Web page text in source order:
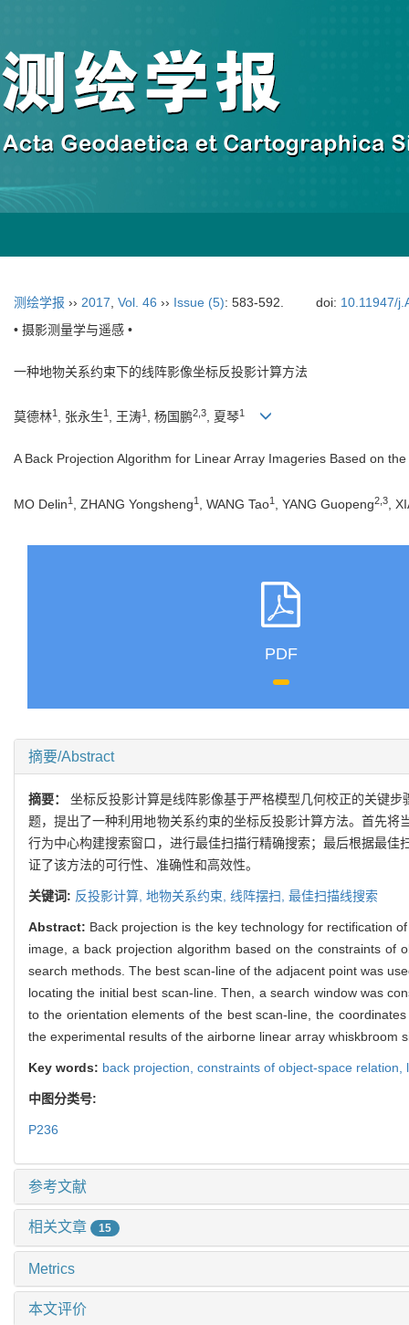
测绘学报 ›› 2017 Vol. 46 ›› Issue (5): 583-592. doi: 10.11947/
• 摄影测量学与遥感 •
一种地物关系约束下的线阵影像坐标反投影计算方法
莫德林1 , 张永生1 , 王涛1 , 杨国鹏2,3, 夏琴1
A Back Projection Algorithm for Linear Array Imageries Based on
MO Delin1 , ZHANG Yongsheng1 , WANG Tao1 , YANG Guopeng2,3 ,
PDF
摘要/Abstract
摘要： 坐标反投影计算是线阵影像基于严格模型几何校正的关键
题，提出了一种利用地物关系约束的坐标反投影计算方法。首先
行为中心构建搜索窗口，进行最佳扫描行精确搜索；最后根据最
证了该方法的可行性、准确性和高效性。
关键词: 反投影计算, 地物关系约束, 线阵摆扫, 最佳扫描线搜索
Abstract: Back projection is the key technology for rectification
image, a back projection algorithm based on the constraints of
search methods. The best scan-line of the adjacent point was
locating the initial best scan-line. Then, a search window was
to the orientation elements of the best scan-line, the
the experimental results of the airborne linear array whiskbroom
Key words: back projection, constraints of object-space relation,
中图分类号:
P236
参考文献
相关文章 15
Metrics
本文评价